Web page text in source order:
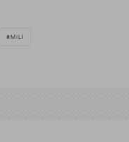
MILI